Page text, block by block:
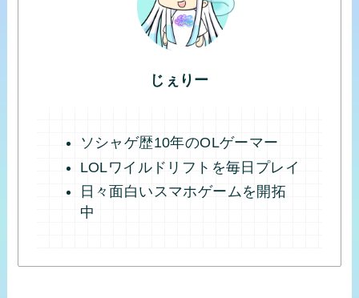
じぇりー
ソシャゲ歴10年のOLゲーマー
LOLワイルドリフトを毎日プレイ
日々面白いスマホゲームを開拓
中